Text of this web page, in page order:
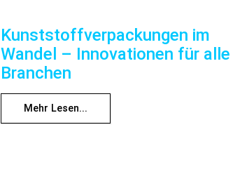
Kunststoffverpackungen im
Wandel – Innovationen für alle
Branchen
Mehr Lesen...